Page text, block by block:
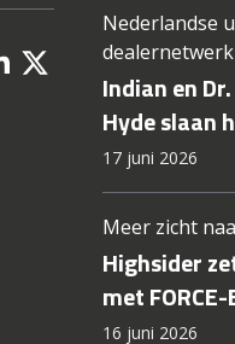
Nederlandse
dealernetwerk
Indian en
Hyde slaan
17 juni 2026
Meer zicht
Highsider
met
16 juni 2026